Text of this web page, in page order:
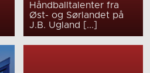
Håndballtalenter fra
Øst- og Sørlandet på
J.B. Ugland [...]